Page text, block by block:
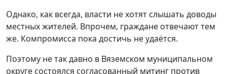
Однако, как всегда, власти не хотят слышать доводы
местных жителей. Впрочем, граждане отвечают тем
же. Компромисса пока достичь не удаётся.
Поэтому не так давно в Вяземском муниципальном
округе состоялся согласованный митинг против